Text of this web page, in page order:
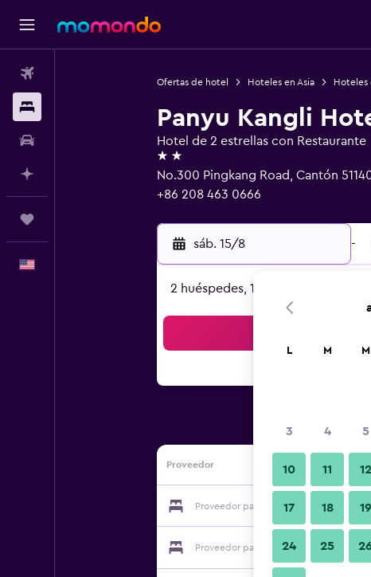
Ofertas de hotel Hoteles en Asia Hoteles
Panyu Kangli
Hotel de 2 estrellas con Restaurante
2 estrellas
No.300 Pingkang Road, Cantón
+86 208 463 0666
sáb. 15/8 -
2 huéspedes, 1 habitación
Proveedor
Proveedor para Panyu Kangli Hotel
Proveedor para Panyu Kangli Hotel
L M M
3 4 5
10 11 12
17 18 19
24 25